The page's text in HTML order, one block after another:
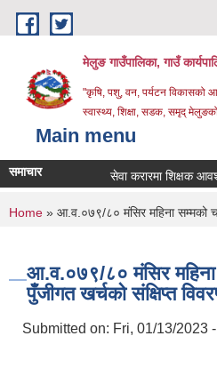
Skip to main content
मेलुङ गाउँपालिका, गाउँ
"कृषि, पशु, वन, पर्यटन विकासको
स्वास्थ्य, शिक्षा, सडक, समृद् मेलुङको
Main menu
समाचार सेवा करारमा शिक्षक
You are here
Home » आ.व.०७९/८० मंसिर महिना सम्मको
आ.व.०७९/८० मंसिर
पुँजीगत खर्चको संक्षिप्त
Submitted on: Fri, 01/13/2023